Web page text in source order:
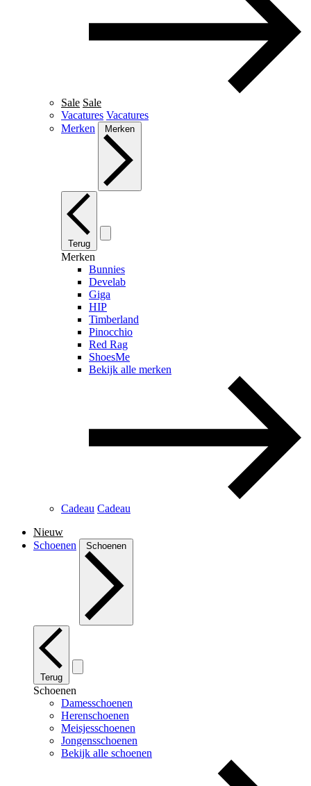
Sale Sale
Vacatures Vacatures
Merken
Merken
Terug
Merken
Bunnies
Develab
Giga
HIP
Timberland
Pinocchio
Red Rag
ShoesMe
Bekijk alle merken
Cadeau Cadeau
Nieuw
Schoenen
Schoenen
Terug
Schoenen
Damesschoenen
Herenschoenen
Meisjesschoenen
Jongensschoenen
Bekijk alle schoenen